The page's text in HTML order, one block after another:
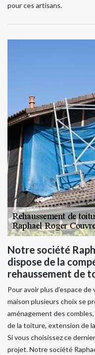
pour ces artisans.
Notre société
dispose de la
rehaussement de
Pour avoir plus d’espace
maison plusieurs choix se
aménagement des
de la toiture, extension de
Si vous choisissez ce
projet. Notre société